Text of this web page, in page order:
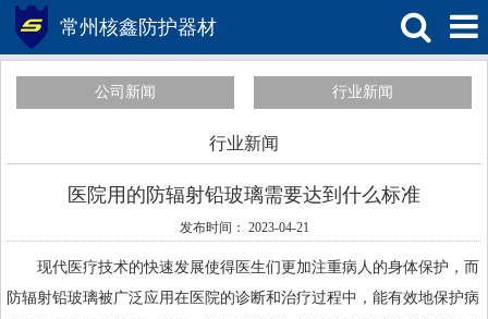
常州核鑫防护器材
公司新闻 行业新闻
行业新闻
医院用的防辐射铅玻璃需要达到什么标准
发布时间： 2023-04-21
现代医疗技术的快速发展使得医生们更加注重病人的身体保护，而
防辐射铅玻璃被广泛应用在医院的诊断和治疗过程中，能有效地保护病